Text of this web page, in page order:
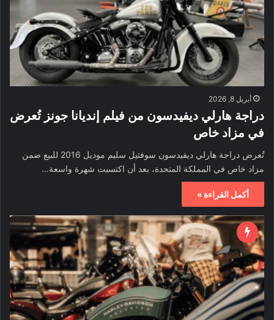
أبريل 8, 2026
دراجة هارلي ديفيدسون من فيلم إنديانا جونز تُعرض
في مزاد خاص
تُعرض دراجة هارلي ديفيدسون سوفتيل سليم موديل 2016 للبيع ضمن
مزاد خاص في المملكة المتحدة، بعد أن اكتسبت شهرة واسعة…
أكمل القراءة »